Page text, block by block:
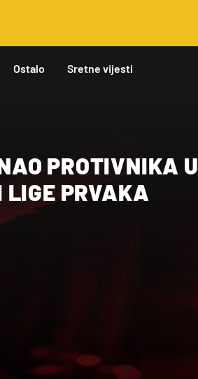
Ostalo Sretne vijesti
PROTIVNIKA U
LIGE PRVAKA